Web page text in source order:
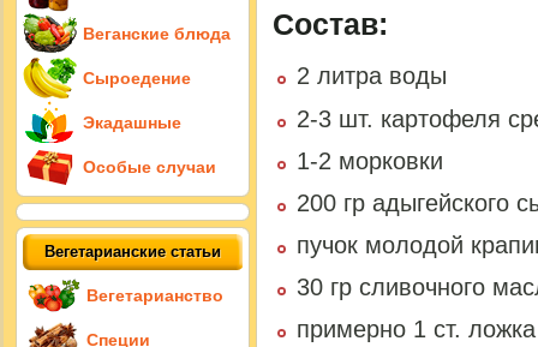
Состав:
2 литра воды
2-3 шт. картофеля
1-2 морковки
200 гр адыгейского
пучок молодой
30 гр сливочного
примерно 1 ст.
Веганские блюда
Сыроедение
Экадашные
Особые случаи
Вегетарианские статьи
Вегетарианство
Специи